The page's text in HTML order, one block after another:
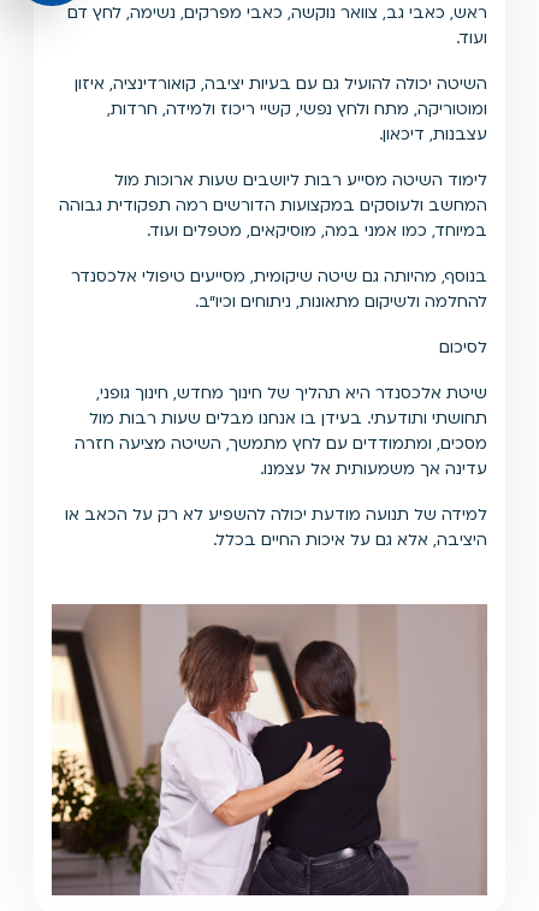
ראש, כאבי גב, צוואר נוקשה, כאבי מפרקים, נשימה, לחץ דם
ועוד.
השיטה יכולה להועיל גם עם בעיות יציבה, קואורדינציה, איזון
ומוטוריקה, מתח ולחץ נפשי, קשיי ריכוז ולמידה, חרדות,
עצבנות, דיכאון.
לימוד השיטה מסייע רבות ליושבים שעות ארוכות מול
המחשב ולעוסקים במקצועות הדורשים רמה תפקודית גבוהה
במיוחד, כמו אמני במה, מוסיקאים, מטפלים ועוד.
בנוסף, מהיותה גם שיטה שיקומית, מסייעים טיפולי אלכסנדר
להחלמה ולשיקום מתאונות, ניתוחים וכיו״ב.
לסיכום
שיטת אלכסנדר היא תהליך של חינוך מחדש, חינוך גופני,
תחושתי ותודעתי. בעידן בו אנחנו מבלים שעות רבות מול
מסכים, ומתמודדים עם לחץ מתמשך, השיטה מציעה חזרה
עדינה אך משמעותית אל עצמנו.
למידה של תנועה מודעת יכולה להשפיע לא רק על הכאב או
היציבה, אלא גם על איכות החיים בכלל.